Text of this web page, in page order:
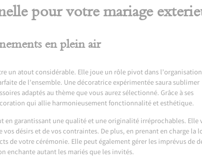
pour votre mariage
en plein air
un atout considérable. Elle joue un rôle pivot dans
de l’ensemble. Une décoratrice expérimentée saura sublimer
adaptés au thème que vous aurez sélectionné. Grâce à ses
qui allie harmonieusement fonctionnalité et esthétique.
en garantissant une qualité et une originalité irréprochables. Elle
désirs et de vos contraintes. De plus, en prenant en charge la
de votre cérémonie. Elle peut également gérer les imprévus de
enchante autant les mariés que les invités.